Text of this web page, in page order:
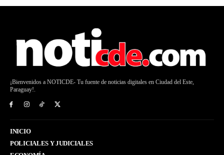
¡Bienvenidos a NOTICDE- Tu fuente de noticias digitales en Ciudad del Este,
Paraguay!.
INICIO
POLICIALES Y JUDICIALES